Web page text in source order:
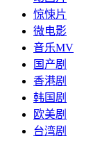
惊悚片
微电影
音乐MV
国产剧
香港剧
韩国剧
欧美剧
台湾剧